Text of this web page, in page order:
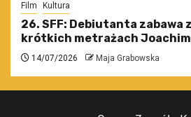
Film Kultura
26. SFF: Debiutanta zabawa
krótkich metrażach
14/07/2026 Maja Grabowska